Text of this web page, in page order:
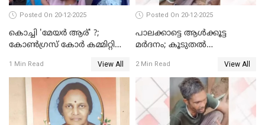
Posted On 20-12-2025
കൊച്ചി 'മേയർ ആര്' ?;
കോണ്‍ഗ്രസ് കോര്‍ കമ്മിറ്റി
1 Min Read View All
Posted On 20-12-2025
പാലക്കാട്ടെ ആള്‍ക്കൂട്ട
മര്‍ദനം; കൂടുതല്‍
അംഗ സംഘമെന്ന് വിവരം
2 Min Read View All